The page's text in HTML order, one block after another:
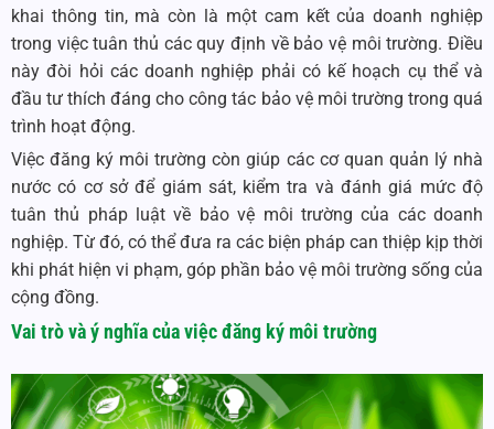
khai thông tin, mà còn là một cam kết của doanh nghiệp
trong việc tuân thủ các quy định về bảo vệ môi trường. Điều
này đòi hỏi các doanh nghiệp phải có kế hoạch cụ thể và
đầu tư thích đáng cho công tác bảo vệ môi trường trong quá
trình hoạt động.
Việc đăng ký môi trường còn giúp các cơ quan quản lý nhà
nước có cơ sở để giám sát, kiểm tra và đánh giá mức độ
tuân thủ pháp luật về bảo vệ môi trường của các doanh
nghiệp. Từ đó, có thể đưa ra các biện pháp can thiệp kịp thời
khi phát hiện vi phạm, góp phần bảo vệ môi trường sống của
cộng đồng.
Vai trò và ý nghĩa của việc đăng ký môi trường